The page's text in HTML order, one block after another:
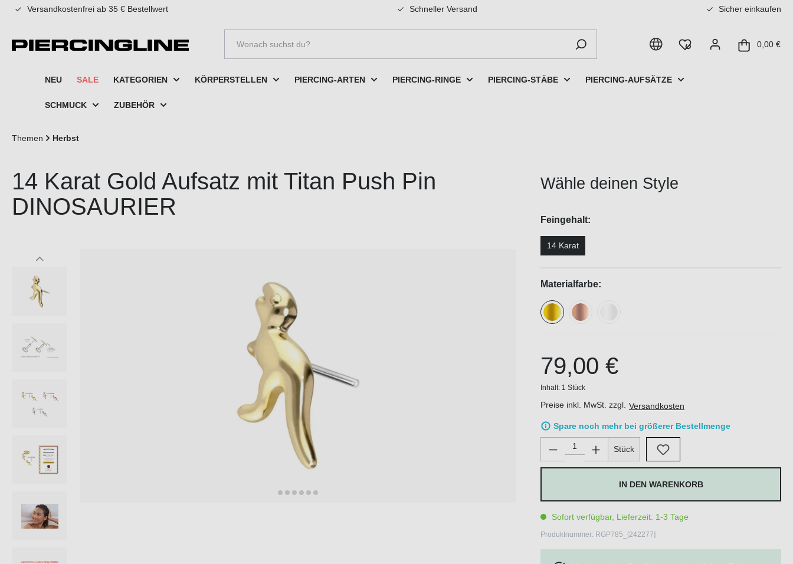
springen Zur Hauptnavigation springen
Versandkostenfrei ab 35 € Bestellwert Schneller Versand Sicher einkaufen
0,00 €
NEU SALE KATEGORIEN KÖRPERSTELLEN PIERCING-ARTEN PIERCING-RINGE PIERCING-STÄBE PIERCING-AUFSÄTZE
SCHMUCK ZUBEHÖR
Themen Herbst
14 Karat Gold Aufsatz mit Titan Push Pin
DINOSAURIER
Wähle deinen Style
Feingehalt:
14 Karat
Materialfarbe:
79,00 €
Inhalt: 1 Stück
Preise inkl. MwSt. zzgl. Versandkosten
Spare noch mehr bei größerer Bestellmenge
Produkt Anzahl: Gib den gewünschten Wert ein oder
Stück
IN DEN WARENKORB
Sofort verfügbar, Lieferzeit: 1-3 Tage
Produktnummer: RGP785_[242277]